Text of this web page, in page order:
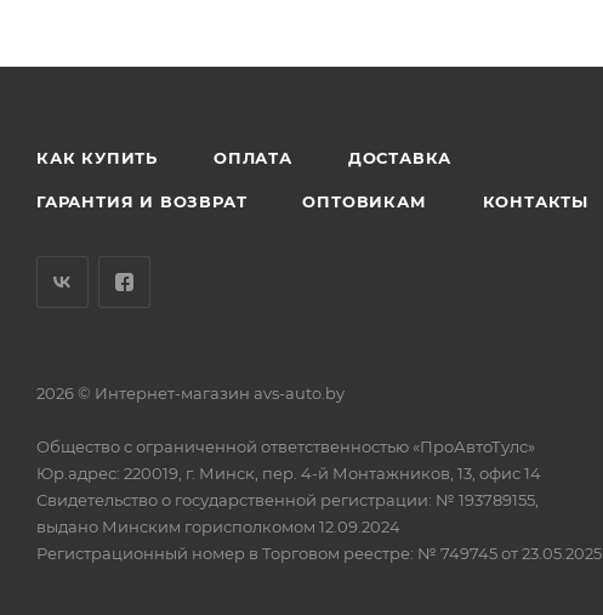
КАК КУПИТЬ ОПЛАТА ДОСТАВКА
ГАРАНТИЯ И ВОЗВРАТ ОПТОВИКАМ КОНТАКТЫ
2026 © Интернет-магазин avs-auto.by
Общество с ограниченной ответственностью «ПроАвтоТулс»
Юр.адрес: 220019, г. Минск, пер. 4-й Монтажников, 13, офис 14
Свидетельство о государственной регистрации: № 193789155,
выдано Минским горисполкомом 12.09.2024
Регистрационный номер в Торговом реестре: № 749745 от 23.05.2025